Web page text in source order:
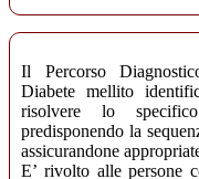
Il Percorso
Diabete mellito
risolvere lo
predisponendo la
assicurandone
E’ rivolto alle persone